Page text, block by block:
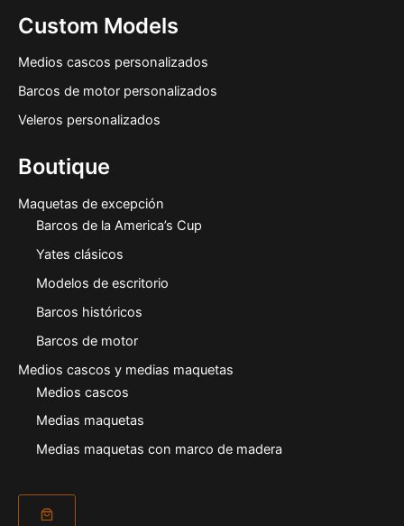
Custom Models
Medios cascos personalizados
Barcos de motor personalizados
Veleros personalizados
Boutique
Maquetas de excepción
Barcos de la America’s Cup
Yates clásicos
Modelos de escritorio
Barcos históricos
Barcos de motor
Medios cascos y medias maquetas
Medios cascos
Medias maquetas
Medias maquetas con marco de madera